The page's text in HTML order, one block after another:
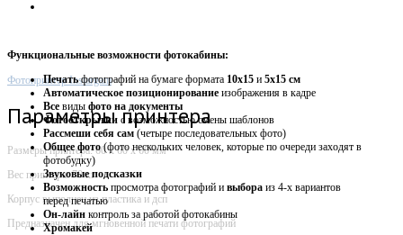
Фотопринтер Instargam
Параметры принтера
Размеры принтера: 60 х 60 х 60 мм
Вес принтера: 70 кг
Корпус выполнен из пластика и дсп
Предназначен для мгновенной печати фотографий
Функциональные возможности фотокабины:
Печатьфотографий на бумаге формата 10х15 и 5х15 см
Автоматическое позиционирование изображения в кадре
Все виды фото на документы
Фотооткрытки с возможностью смены шаблонов
Рассмеши себя сам (четыре последовательных фото)
Общее фото(фото нескольких человек, которые по очереди заходят в
фотобудку)
Звуковыеподсказки
Возможность просмотра фотографий и выбора из 4-х вариантов
перед печатью
Он-лайн контроль за работой фотокабины
Хромакей